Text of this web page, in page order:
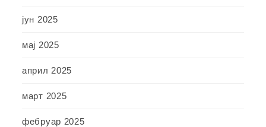
јун 2025
мај 2025
април 2025
март 2025
фебруар 2025